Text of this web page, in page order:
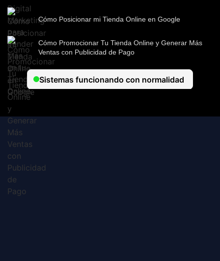
Cómo Posicionar mi Tienda Online en Google
Cómo Promocionar Tu Tienda Online y Generar Más
Ventas con Publicidad de Pago